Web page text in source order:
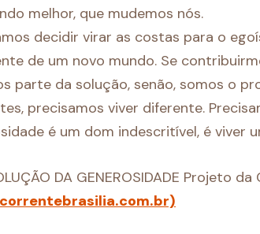
melhor, que mudemos nós.
decidir virar as costas para o
de um novo mundo. Se
parte da solução, senão, somos o
precisamos viver diferente.
é um dom indescritível, é viver
DA GENEROSIDADE Projeto